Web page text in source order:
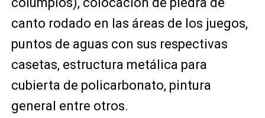
canto rodado en las áreas de los juegos,
puntos de aguas con sus respectivas
casetas, estructura metálica para
cubierta de policarbonato, pintura
general entre otros.